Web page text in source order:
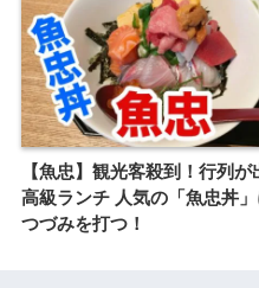
【魚忠】観光客殺到！行列が
高級ランチ 人気の「魚忠丼
つづみを打つ！